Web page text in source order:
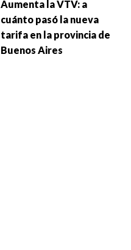
Aumenta la VTV: a
cuánto pasó la nueva
tarifa en la provincia de
Buenos Aires